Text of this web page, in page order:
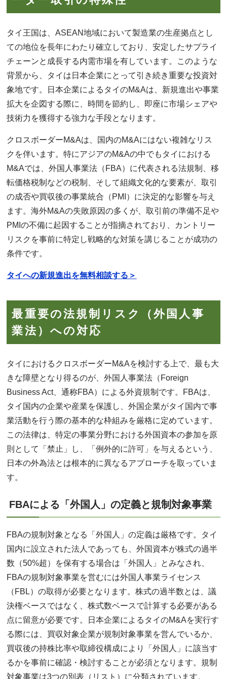
タイ王国は、ASEAN地域において製造業の生産拠点とし
ての地位を長年にわたり確立しており、安定したサプライ
チェーンと成長する内需市場を有しています。このような
背景から、タイは日本企業にとって引き続き重要な投資対
象地です。日本企業によるタイのM&Aは、新規進出や事業
拡大を企図する際に、時間を節約し、即座に市場シェアや
技術力を獲得する強力な手段となります。
クロスボーダーM&Aは、国内のM&Aにはない複雑なリス
クを伴います。特にアジアのM&Aの中でもタイにおける
M&Aでは、外国人事業法（FBA）に代表される法規制、移
転価格税制などの税制、そして組織文化的な要素が、取引
の成否や買収後の事業統合（PMI）に決定的な影響を与え
ます。海外M&Aの失敗原因の多くが、取引前の準備不足や
PMIの不備に起因することが指摘されており、カントリー
リスクを事前に特定し戦略的な対策を講じることが成功の
条件です。
タイへの新規進出を無料相談する＞
最重要の法規制リスク（外国人事
業法）への対応
タイにおけるクロスボーダーM&Aを検討する上で、最も大
きな障壁となり得るのが、外国人事業法（Foreign
Business Act、通称FBA）による外資規制です。FBAは、
タイ国内の企業や産業を保護し、外国企業がタイ国内で事
業活動を行う際の基本的な枠組みを厳格に定めています。
この法律は、特定の事業分野における外国資本の参加を原
則として「禁止」し、「例外的に許可」を与えるという、
日本の外為法とは根本的に異なるアプローチを取っていま
す。
FBAによる「外国人」の定義と規制対象事業
FBAの規制対象となる「外国人」の定義は厳格です。タイ
国内に設立された法人であっても、外国資本が株式の過半
数（50%超）を保有する場合は「外国人」とみなされ、
FBAの規制対象事業を営むには外国人事業ライセンス
（FBL）の取得が必要となります。株式の過半数とは、議
決権ベースではなく、株式数ベースで計算する必要がある
点に留意が必要です。日本企業によるタイのM&Aを実行す
る際には、買収対象企業が規制対象事業を営んでいるか、
買収後の持株比率や取締役構成により「外国人」に該当す
るかを事前に確認・検討することが必須となります。規制
対象事業は3つの別表（リスト）に分類されています。